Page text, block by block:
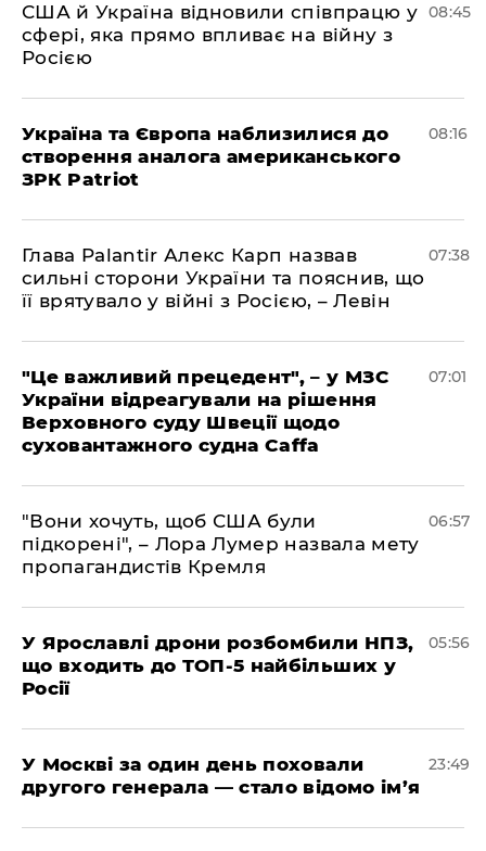
США й Україна відновили співпрацю у
сфері, яка прямо впливає на війну з
Росією
08:45
Україна та Європа наблизилися до
створення аналога американського
ЗРК Patriot
08:16
Глава Palantir Алекс Карп назвав
сильні сторони України та пояснив, що
її врятувало у війні з Росією, – Левін
07:38
"Це важливий прецедент", – у МЗС
України відреагували на рішення
Верховного суду Швеції щодо
суховантажного судна Caffa
07:01
"Вони хочуть, щоб США були
підкорені", – Лора Лумер назвала мету
пропагандистів Кремля
06:57
У Ярославлі дрони розбомбили НПЗ,
що входить до ТОП-5 найбільших у
Росії
05:56
​У Москві за один день поховали
другого генерала — стало відомо ім’я
23:49